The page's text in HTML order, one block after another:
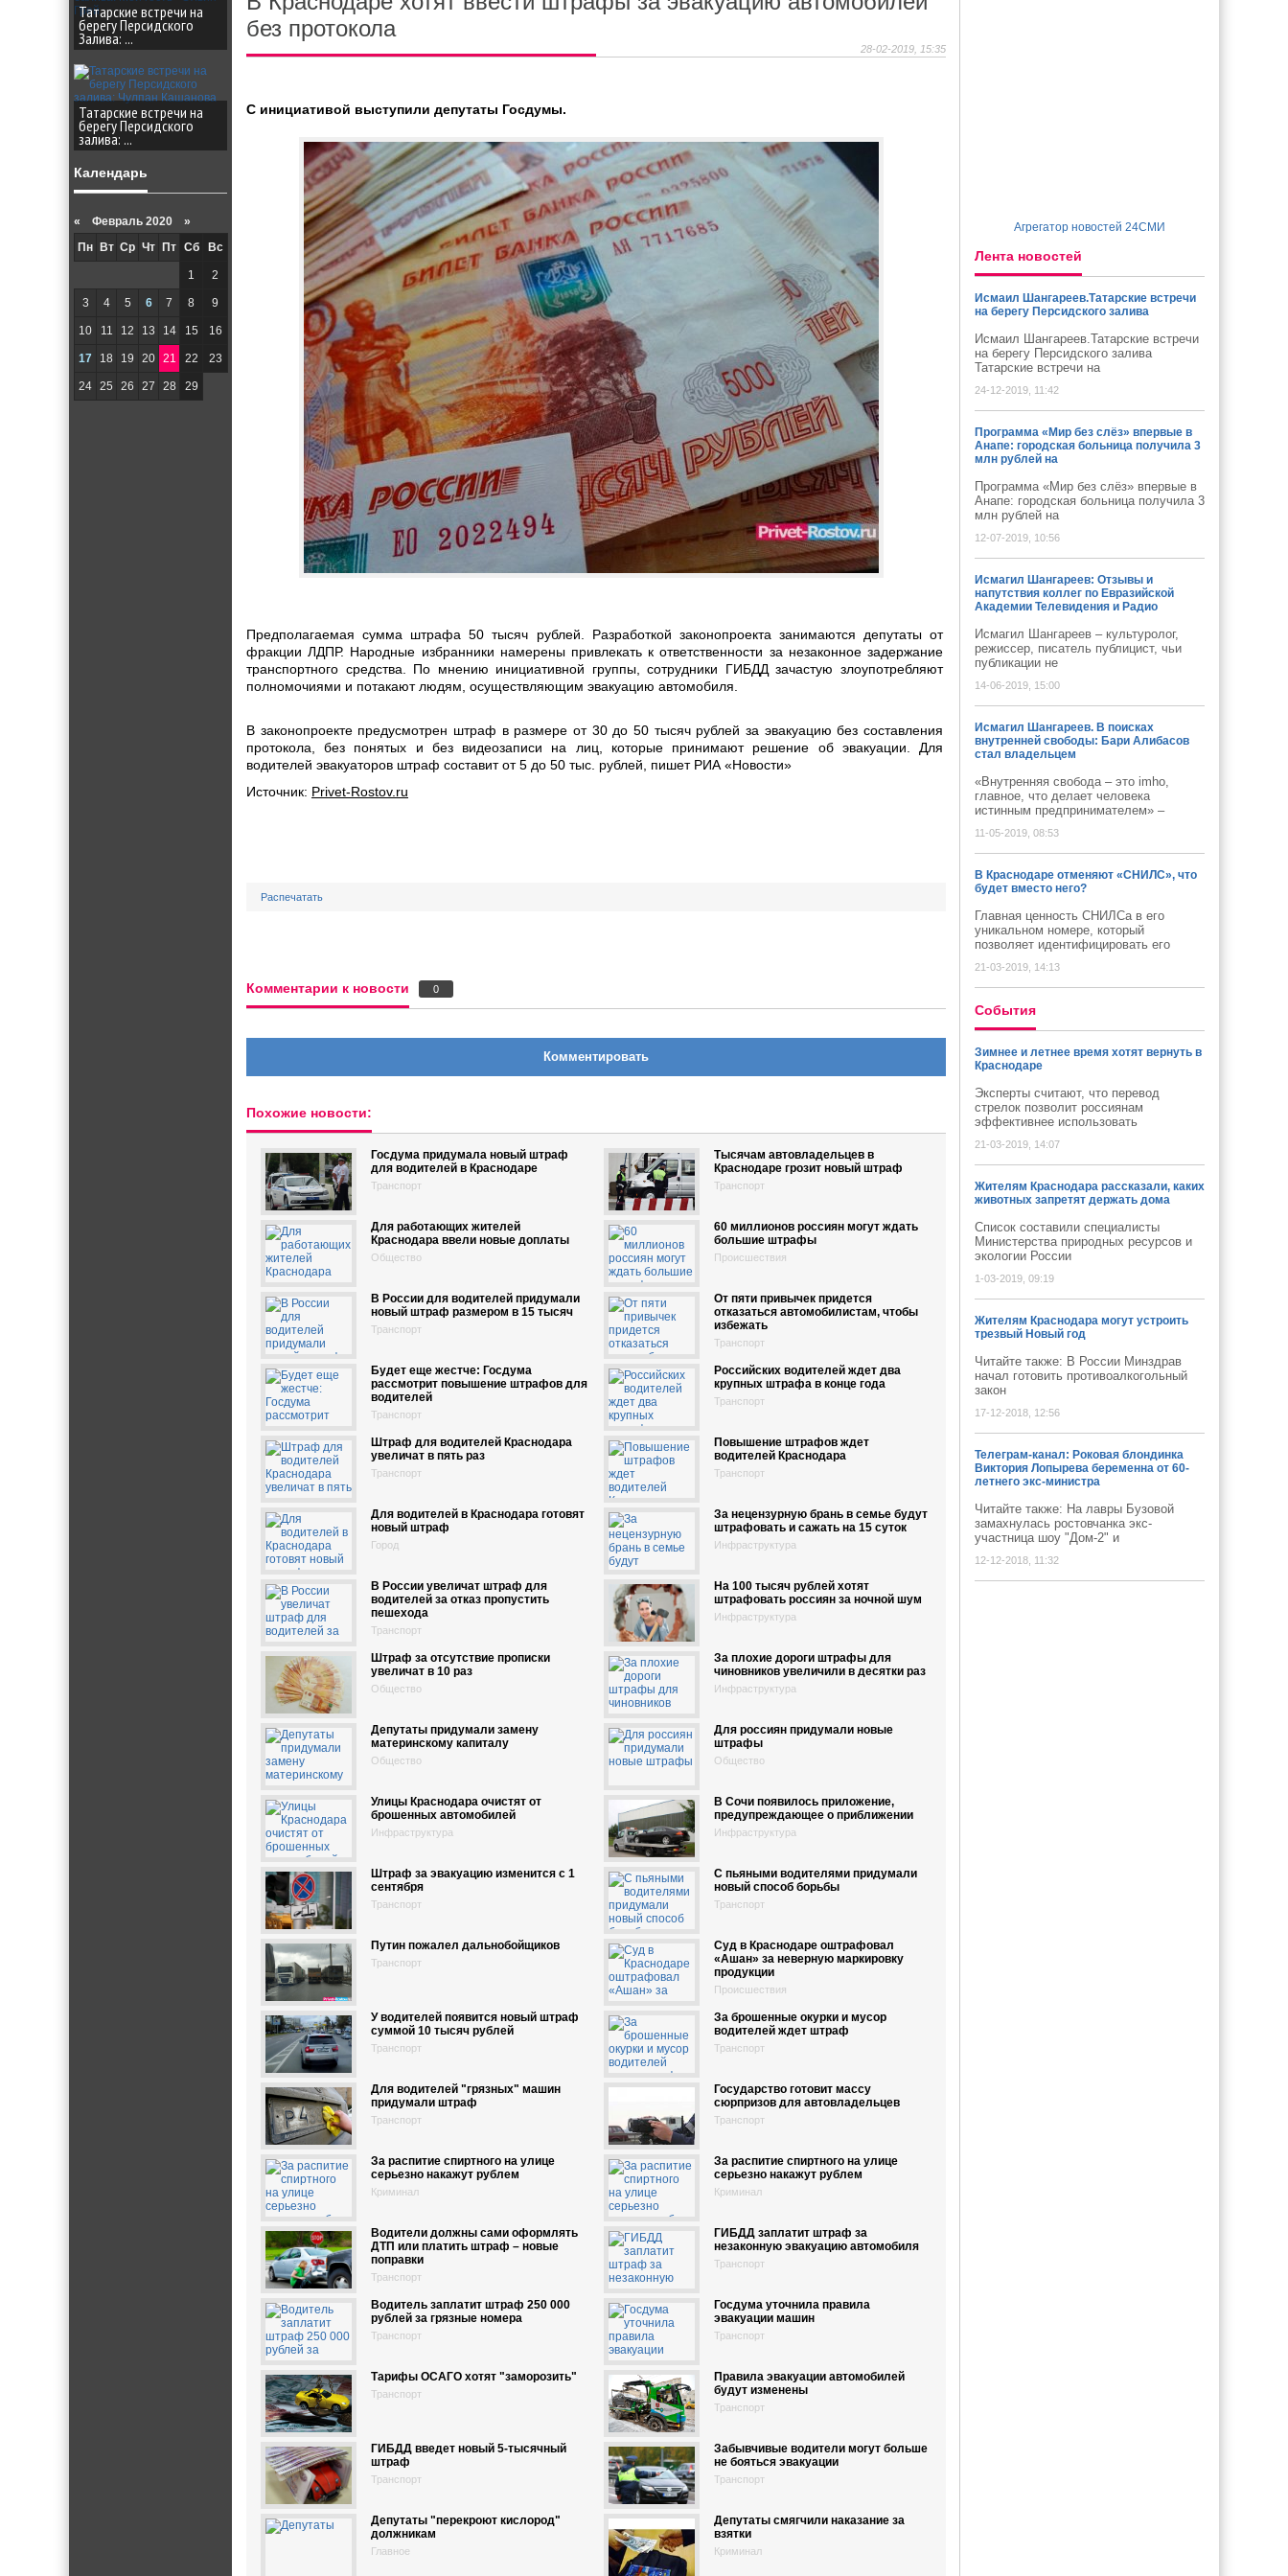
без протокола
28-02-2019, 15:35
С инициативой выступили депутаты Госдумы.
Предполагаемая сумма штрафа 50 тысяч рублей. Разработкой законопроекта занимаются депутаты от
фракции ЛДПР. Народные избранники намерены привлекать к ответственности за незаконное задержание
транспортного средства. По мнению инициативной группы, сотрудники ГИБДД зачастую злоупотребляют
полномочиями и потакают людям, осуществляющим эвакуацию автомобиля.
В законопроекте предусмотрен штраф в размере от 30 до 50 тысяч рублей за эвакуацию без составления
протокола, без понятых и без видеозаписи на лиц, которые принимают решение об эвакуации. Для
водителей эвакуаторов штраф составит от 5 до 50 тыс. рублей, пишет РИА «Новости»
Источник: Privet-Rostov.ru
Распечатать
Комментарии к новости 0
Комментировать
Похожие новости:
Госдума придумала новый штраф
для водителей в Краснодаре
Транспорт
Тысячам автовладельцев в
Краснодаре грозит новый штраф
Транспорт
Для работающих жителей
Краснодара ввели новые доплаты
Общество
60 миллионов россиян могут ждать
большие штрафы
Происшествия
В России для водителей придумали
новый штраф размером в 15 тысяч
Транспорт
От пяти привычек придется
отказаться автомобилистам, чтобы
избежать
Транспорт
Будет еще жестче: Госдума
рассмотрит повышение штрафов для
водителей
Транспорт
Российских водителей ждет два
крупных штрафа в конце года
Транспорт
Штраф для водителей Краснодара
увеличат в пять раз
Транспорт
Повышение штрафов ждет
водителей Краснодара
Транспорт
Для водителей в Краснодара готовят
новый штраф
Город
За нецензурную брань в семье будут
штрафовать и сажать на 15 суток
Инфраструктура
В России увеличат штраф для
водителей за отказ пропустить
пешехода
Транспорт
На 100 тысяч рублей хотят
штрафовать россиян за ночной шум
Инфраструктура
Штраф за отсутствие прописки
увеличат в 10 раз
Общество
За плохие дороги штрафы для
чиновников увеличили в десятки раз
Инфраструктура
Депутаты придумали замену
материнскому капиталу
Общество
Для россиян придумали новые
штрафы
Общество
Улицы Краснодара очистят от
брошенных автомобилей
Инфраструктура
В Сочи появилось приложение,
предупреждающее о приближении
Инфраструктура
Штраф за эвакуацию изменится с 1
сентября
Транспорт
С пьяными водителями придумали
новый способ борьбы
Транспорт
Путин пожалел дальнобойщиков
Транспорт
Суд в Краснодаре оштрафовал
«Ашан» за неверную маркировку
продукции
Происшествия
У водителей появится новый штраф
суммой 10 тысяч рублей
Транспорт
За брошенные окурки и мусор
водителей ждет штраф
Транспорт
Для водителей "грязных" машин
придумали штраф
Транспорт
Государство готовит массу
сюрпризов для автовладельцев
Транспорт
За распитие спиртного на улице
серьезно накажут рублем
Криминал
За распитие спиртного на улице
серьезно накажут рублем
Криминал
Водители должны сами оформлять
ДТП или платить штраф – новые
поправки
Транспорт
ГИБДД заплатит штраф за
незаконную эвакуацию автомобиля
Транспорт
Водитель заплатит штраф 250 000
рублей за грязные номера
Транспорт
Госдума уточнила правила
эвакуации машин
Транспорт
Тарифы ОСАГО хотят "заморозить"
Транспорт
Правила эвакуации автомобилей
будут изменены
Транспорт
ГИБДД введет новый 5-тысячный
штраф
Транспорт
Забывчивые водители могут больше
не бояться эвакуации
Транспорт
Депутаты "перекроют кислород"
должникам
Главное
Депутаты смягчили наказание за
взятки
Криминал
Татарские встречи на
берегу Персидского
Залива: ...
Татарские встречи на
берегу Персидского
залива: ...
Календарь
« Февраль 2020 »
Пн
Вт Ср Чт Пт Сб Вс
1 2
3 4 5 6 7 8 9
10 11 12 13 14 15 16
17 18 19 20 21 22 23
24 25 26 27 28 29
Агрегатор новостей 24СМИ
Лента новостей
Исмаил Шангареев.Татарские встречи
на берегу Персидского залива
Исмаил Шангареев.Татарские встречи
на берегу Персидского залива
Татарские встречи на
24-12-2019, 11:42
Программа «Мир без слёз» впервые в
Анапе: городская больница получила 3
млн рублей на
Программа «Мир без слёз» впервые в
Анапе: городская больница получила 3
млн рублей на
12-07-2019, 10:56
Исмагил Шангареев: Отзывы и
напутствия коллег по Евразийской
Академии Телевидения и Радио
Исмагил Шангареев – культуролог,
режиссер, писатель публицист, чьи
публикации не
14-06-2019, 15:00
Исмагил Шангареев. В поисках
внутренней свободы: Бари Алибасов
стал владельцем
«Внутренняя свобода – это imho,
главное, что делает человека
истинным предпринимателем» –
11-05-2019, 08:53
В Краснодаре отменяют «СНИЛС», что
будет вместо него?
Главная ценность СНИЛСа в его
уникальном номере, который
позволяет идентифицировать его
21-03-2019, 14:13
Cобытия
Зимнее и летнее время хотят вернуть в
Краснодаре
Эксперты считают, что перевод
стрелок позволит россиянам
эффективнее использовать
21-03-2019, 14:07
Жителям Краснодара рассказали, каких
животных запретят держать дома
Список составили специалисты
Министерства природных ресурсов и
экологии России
1-03-2019, 09:19
Жителям Краснодара могут устроить
трезвый Новый год
Читайте также: В России Минздрав
начал готовить противоалкогольный
закон
17-12-2018, 12:56
Телеграм-канал: Роковая блондинка
Виктория Лопырева беременна от 60-
летнего экс-министра
Читайте также: На лавры Бузовой
замахнулась ростовчанка экс-
участница шоу "Дом-2" и
12-12-2018, 11:32